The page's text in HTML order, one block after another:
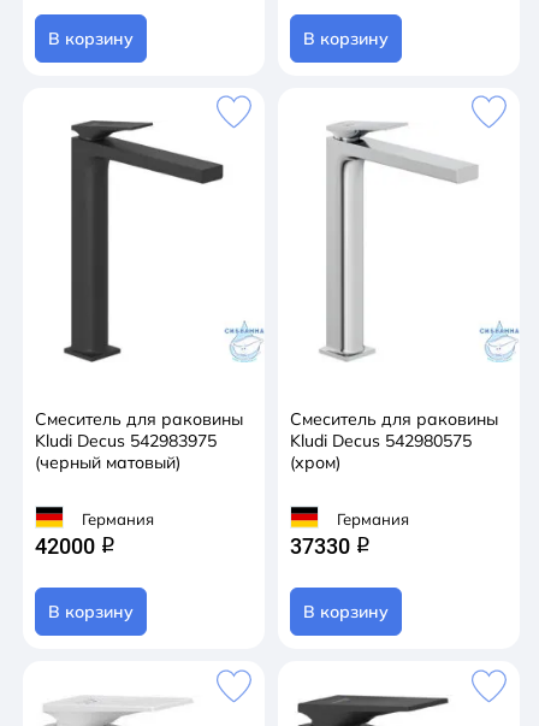
В корзину В корзину
Смеситель для раковины
Kludi Decus 542983975
(черный матовый)
Германия
42000 q
В корзину
Смеситель для раковины
Kludi Decus 542980575
(хром)
Германия
37330 q
В корзину